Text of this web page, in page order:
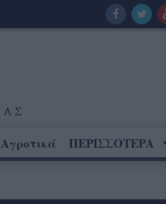
Αγροτικά ΠΕΡΙΣΣΟΤΕΡΑ